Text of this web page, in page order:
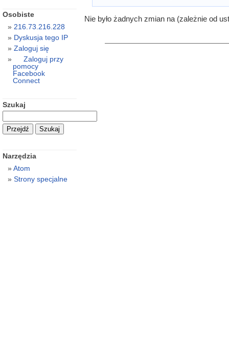
Nie było żadnych zmian na (zależnie od
Osobiste
216.73.216.228
Dyskusja tego IP
Zaloguj się
Zaloguj przy
pomocy
Facebook
Connect
Szukaj
Narzędzia
Atom
Strony specjalne